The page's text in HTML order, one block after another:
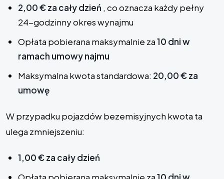
2,00 € za cały dzień , co oznacza każdy pełny
24-godzinny okres wynajmu
Opłata pobierana maksymalnie za10 dni w
ramach umowy najmu
Maksymalna kwota standardowa: 20,00 € za
umowę
W przypadku pojazdów bezemisyjnych kwota ta
ulega zmniejszeniu:
1,00 € za cały dzień
Opłata pobierana maksymalnie za10 dni w